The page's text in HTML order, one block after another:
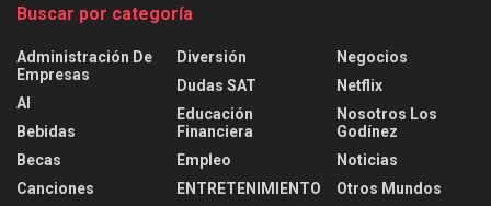
Buscar por categoría
Administración De
Empresas
AI
Bebidas
Becas
Canciones
Diversión
Dudas SAT
Educación
Financiera
Empleo
ENTRETENIMIENTO
Negocios
Netflix
Nosotros Los
Godínez
Noticias
Otros Mundos